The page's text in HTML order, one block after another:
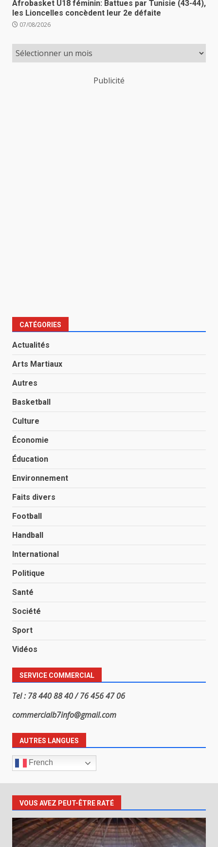
Afrobasket U18 féminin: Battues par Tunisie (43-44),
les Lioncelles concèdent leur 2e défaite
07/08/2026
Publicité
CATÉGORIES
Actualités
Arts Martiaux
Autres
Basketball
Culture
Économie
Éducation
Environnement
Faits divers
Football
Handball
International
Politique
Santé
Société
Sport
Vidéos
SERVICE COMMERCIAL
Tel : 78 440 88 40 / 76 456 47 06
commercialb7info@gmail.com
AUTRES LANGUES
French
VOUS AVEZ PEUT-ÊTRE RATÉ